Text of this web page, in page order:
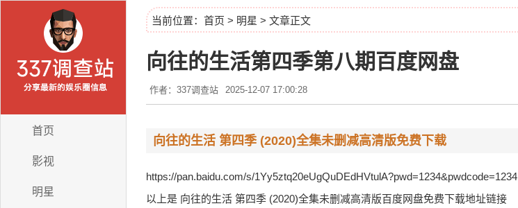
首页
影视
明星
当前位置： 首页 > 明星 > 文章正文
向往的生活第四季第八期百度网盘
作者：337调查站 2025-12-07 17:00:28
向往的生活 第四季 (2020)全集未删减高清版免费下载
https://pan.baidu.com/s/1Yy5ztq20eUgQuDEdHVtulA?pwd=1234&pwdcode=1234
以上是 向往的生活 第四季 (2020)全集未删减高清版百度网盘免费下载地址链接